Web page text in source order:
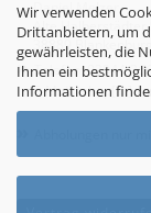
Wir verwenden
Drittanbietern, um
gewährleisten, die
Ihnen ein
Informationen
Daniel Melzer
Alte Halberstädter
38889 Blankenburg
» Telefon: 03944-
E-Mail:
Abholungen nur